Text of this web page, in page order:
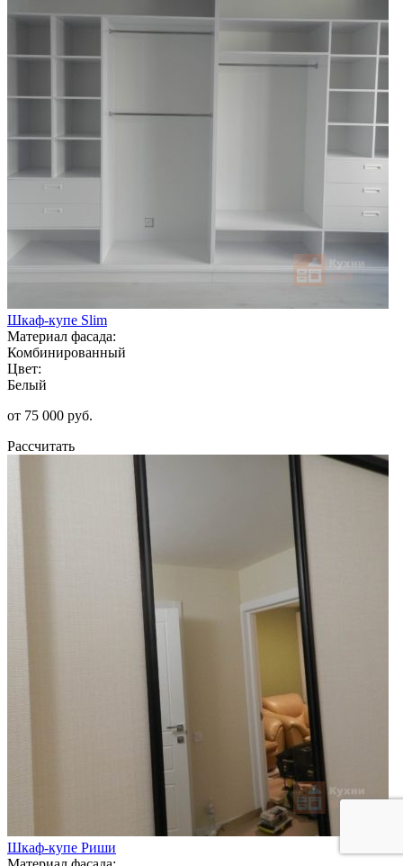
Шкаф-купе Slim
Материал фасада:
Комбинированный
Цвет:
Белый
от 75 000 руб.
Рассчитать
Шкаф-купе Риши